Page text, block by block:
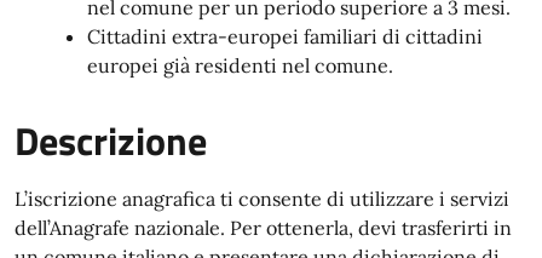
nel comune per un periodo superiore a 3 mesi.
Cittadini extra-europei familiari di cittadini
europei già residenti nel comune.
Descrizione
L’iscrizione anagrafica ti consente di utilizzare i servizi
dell’Anagrafe nazionale. Per ottenerla, devi trasferirti in